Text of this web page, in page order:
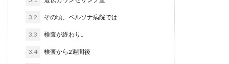
3.2 その頃、ペルソナ病院では
3.3 検査が終わり。
3.4 検査から2週間後